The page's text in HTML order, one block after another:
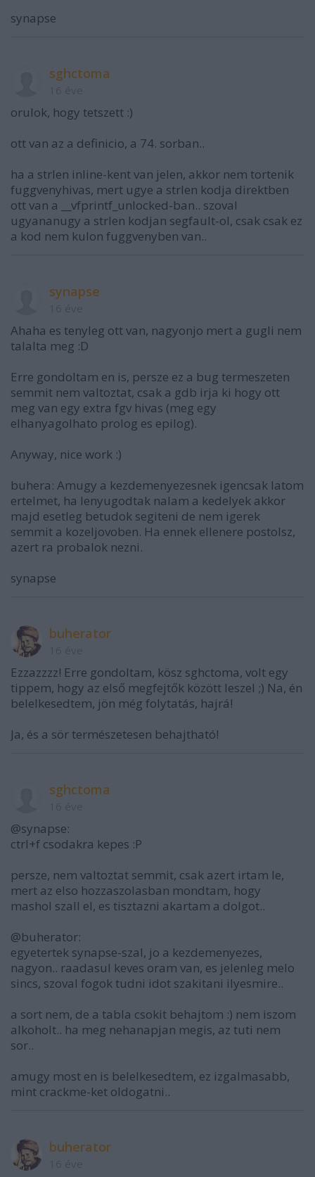
synapse
sghctoma
orulok, hogy tetszett :)
ott van az a definicio, a 74. sorban..
ha a strlen inline-kent van jelen, akkor nem tortenik
fuggvenyhivas, mert ugye a strlen kodja direktben
ott van a __vfprintf_unlocked-ban.. szoval
ugyananugy a strlen kodjan segfault-ol, csak csak ez
a kod nem kulon fuggvenyben van..
synapse
Ahaha es tenyleg ott van, nagyonjo mert a gugli nem
talalta meg :D
Erre gondoltam en is, persze ez a bug termeszeten
semmit nem valtoztat, csak a gdb irja ki hogy ott
meg van egy extra fgv hivas (meg egy
elhanyagolhato prolog es epilog).
Anyway, nice work :)
buhera: Amugy a kezdemenyezesnek igencsak latom
ertelmet, ha lenyugodtak nalam a kedelyek akkor
majd esetleg betudok segiteni de nem igerek
semmit a kozeljovoben. Ha ennek ellenere postolsz,
azert ra probalok nezni.
synapse
buherator
Ezzazzzz! Erre gondoltam, kösz sghctoma, volt egy
tippem, hogy az első megfejtők között leszel ;) Na, én
belelkesedtem, jön még folytatás, hajrá!
Ja, és a sör természetesen behajtható!
sghctoma
@synapse:
ctrl+f csodakra kepes :P
persze, nem valtoztat semmit, csak azert irtam le,
mert az elso hozzaszolasban mondtam, hogy
mashol szall el, es tisztazni akartam a dolgot..
@buherator:
egyetertek synapse-szal, jo a kezdemenyezes,
nagyon.. raadasul keves oram van, es jelenleg melo
sincs, szoval fogok tudni idot szakitani ilyesmire..
a sort nem, de a tabla csokit behajtom :) nem iszom
alkoholt.. ha meg nehanapjan megis, az tuti nem
sor..
amugy most en is belelkesedtem, ez izgalmasabb,
mint crackme-ket oldogatni..
buherator